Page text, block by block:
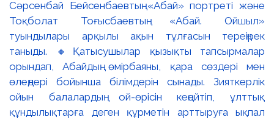
Сәрсенбай Бейсенбаевтың «Абай» портреті және
Тоқболат Тоғысбаевтың «Абай. Ойшыл»
туындылары арқылы ақын тұлғасын тереңірек
таныды. 🔸Қатысушылар қызықты тапсырмалар
орындап, Абайдың өмірбаяны, қара сөздері мен
өлеңдері бойынша білімдерін сынады. Зияткерлік
ойын балалардың ой-өрісін кеңейтіп, ұлттық
құндылықтарға деген құрметін арттыруға ықпал